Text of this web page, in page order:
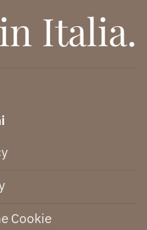
Italia.
Cookie